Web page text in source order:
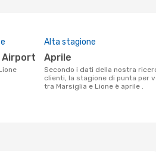
Airport
Alta stagione
aprile
Secondo i dati della nostra ricerca
clienti, la stagione di punta per
tra Marsiglia e Lione è aprile .